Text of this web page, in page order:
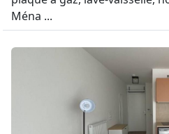
Ména ...